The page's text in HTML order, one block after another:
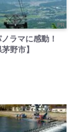
PR
ラマに感動！
野市】